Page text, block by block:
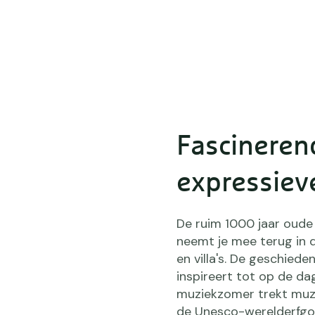
De ruim 1000 jaar
neemt je mee terug in
en villa's. De
inspireert tot op de
muziekzomer trekt
de Unesco-